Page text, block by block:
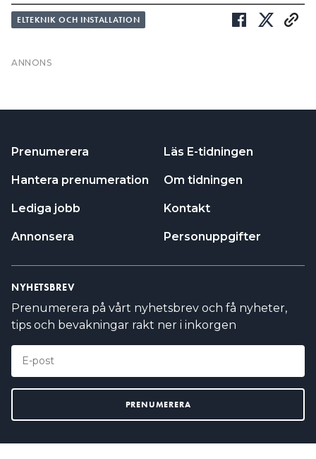
Prenumerera
Hantera prenumeration
Prenumerera på vårt nyhetsbrev och få nyheter,
tips och bevakningar rakt ner i inkorgen